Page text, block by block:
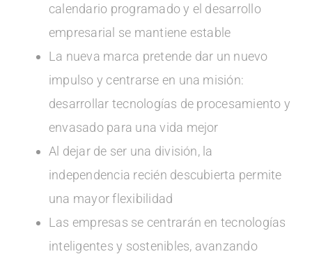
calendario programado y el desarrollo
empresarial se mantiene estable
La nueva marca pretende dar un nuevo
impulso y centrarse en una misión:
desarrollar tecnologías de procesamiento y
envasado para una vida mejor
Al dejar de ser una división, la
independencia recién descubierta permite
una mayor flexibilidad
Las empresas se centrarán en tecnologías
inteligentes y sostenibles, avanzando